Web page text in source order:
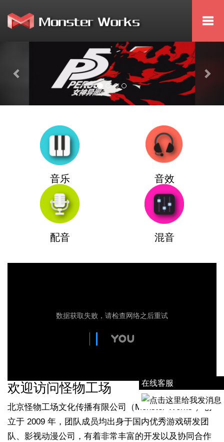
音乐 音效
配音 混音
欢迎访问怪物工场
北京怪物工场文化传播有限公司（Monster Works ）创
立于 2009 年，团队成员均出身于国内优秀游戏研发团
队、影视动漫公司，有着非常丰富的开发以及协同合作
在线客服